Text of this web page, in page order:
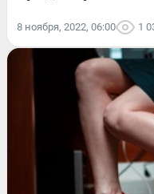
8 ноября, 2022, 06:00 1